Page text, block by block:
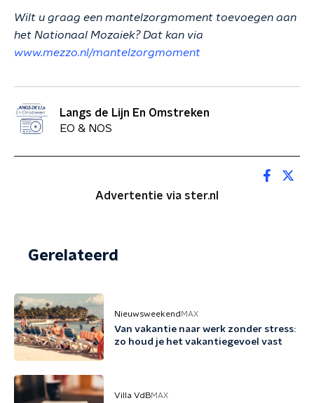
Wilt u graag een mantelzorgmoment toevoegen aan
het Nationaal Mozaiek? Dat kan via
www.mezzo.nl/mantelzorgmoment
Langs de Lijn En Omstreken
EO & NOS
Advertentie via ster.nl
Gerelateerd
Nieuwsweekend MAX
Van vakantie naar werk zonder stress:
zo houd je het vakantiegevoel vast
Villa VdBMAX